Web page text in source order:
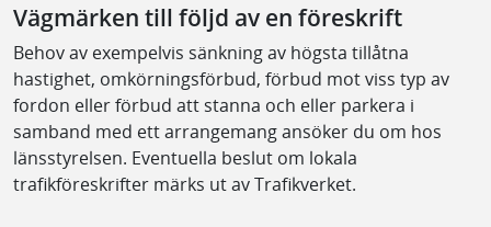
Vägmärken till följd av en föreskrift
Behov av exempelvis sänkning av högsta tillåtna
hastighet, omkörningsförbud, förbud mot viss typ av
fordon eller förbud att stanna och eller parkera i
samband med ett arrangemang ansöker du om hos
länsstyrelsen. Eventuella beslut om lokala
trafikföreskrifter märks ut av Trafikverket.